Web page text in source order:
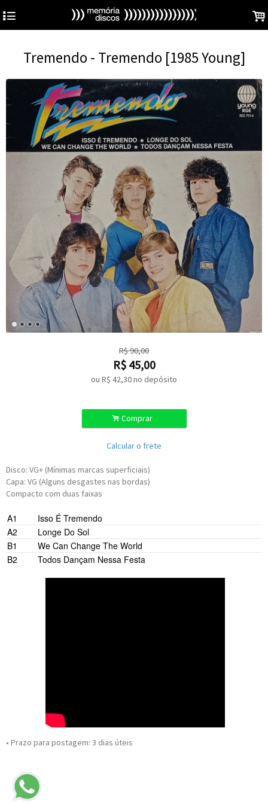
4 .
Tremendo - Tremendo [1985 Young]
R$90,00
R$ 45,00
ou R$ 42,30no depósito
. Comprar
Calcular o frete
Disco: VG+ (Mínimas marcas superficiais)
Capa: VG (Alguns desgastes nas bordas)
Compacto com duas faixas
A1
Isso É Tremendo
A2
Longe Do Sol
B1
We Can Change The World
B2
Todos Dançam Nessa Festa
• Prazo para postagem: 3 dias úteis